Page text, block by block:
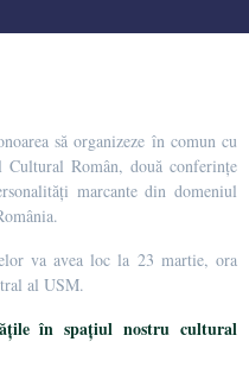
să organizeze în comun cu
Român, două conferințe
marcante din domeniul
va avea loc la 23 martie, ora
al USM.
în spațiul nostru cultural